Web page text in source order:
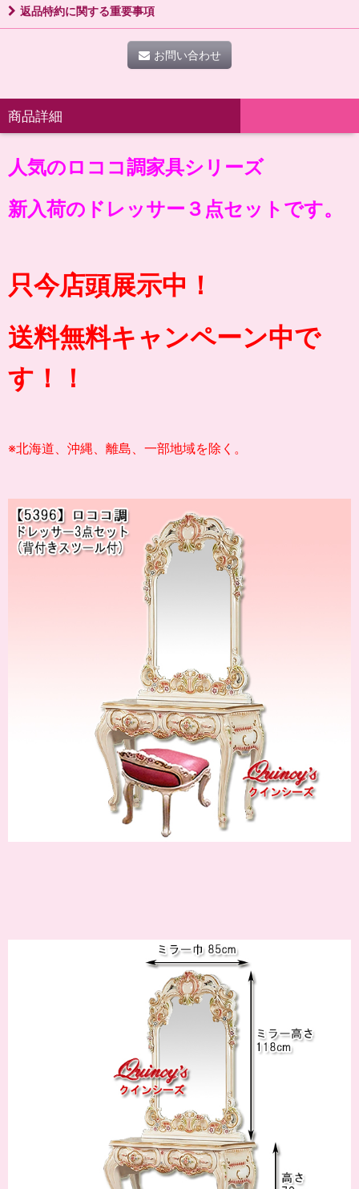
返品特約に関する重要事項
お問い合わせ
商品詳細
人気のロココ調家具シリーズ
新入荷のドレッサー３点セットです。
只今店頭展示中！
送料無料キャンペーン中で
す！！
※北海道、沖縄、離島、一部地域を除く。